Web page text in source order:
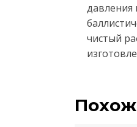
давления
чистый